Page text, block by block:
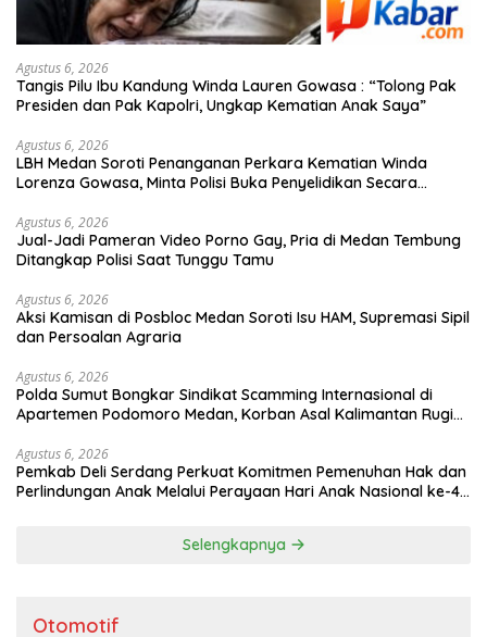
Agustus 6, 2026
Tangis Pilu Ibu Kandung Winda Lauren Gowasa : “Tolong Pak
Presiden dan Pak Kapolri, Ungkap Kematian Anak Saya”
Agustus 6, 2026
‎LBH Medan Soroti Penanganan Perkara Kematian Winda
Lorenza Gowasa, Minta Polisi Buka Penyelidikan Secara
Agustus 6, 2026
Jual-Jadi Pameran Video Porno Gay, Pria di Medan Tembung
Ditangkap Polisi Saat Tunggu Tamu
Agustus 6, 2026
Aksi Kamisan di Posbloc Medan Soroti Isu HAM, Supremasi Sipil
dan Persoalan Agraria
Agustus 6, 2026
Polda Sumut Bongkar Sindikat Scamming Internasional di
Apartemen Podomoro Medan, Korban Asal Kalimantan Rugi
Agustus 6, 2026
Pemkab Deli Serdang Perkuat Komitmen Pemenuhan Hak dan
Perlindungan Anak Melalui Perayaan Hari Anak Nasional ke-42
Selengkapnya
Otomotif